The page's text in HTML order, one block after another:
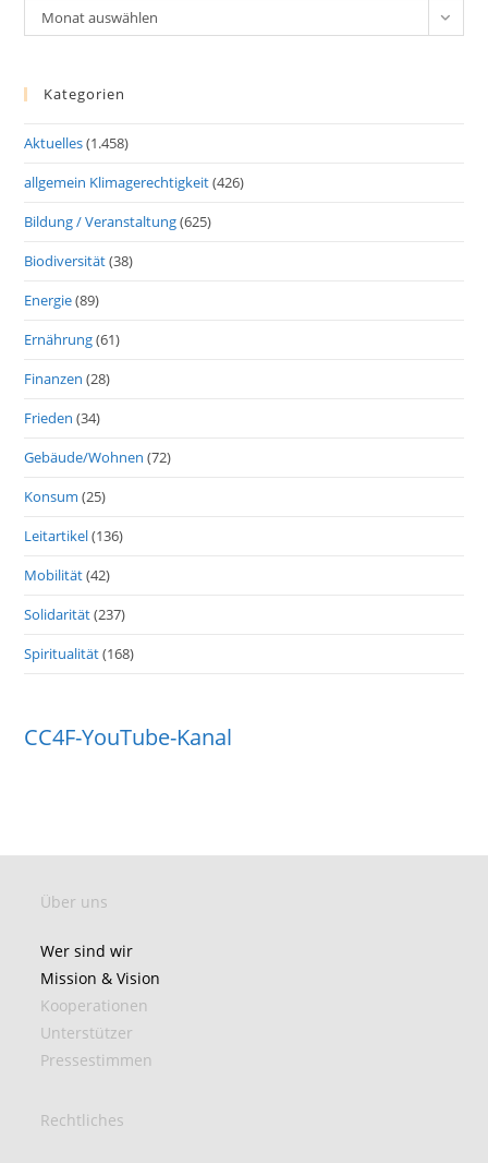
Archiv
Monat auswählen
Kategorien
Aktuelles(1.458)
allgemein Klimagerechtigkeit(426)
Bildung / Veranstaltung(625)
Biodiversität(38)
Energie(89)
Ernährung(61)
Finanzen (28)
Frieden (34)
Gebäude/Wohnen (72)
Konsum (25)
Leitartikel(136)
Mobilität(42)
Solidarität(237)
Spiritualität(168)
CC4F-YouTube-Kanal
Über uns
Wer sind wir
Mission & Vision
Kooperationen
Unterstützer
Pressestimmen
Rechtliches